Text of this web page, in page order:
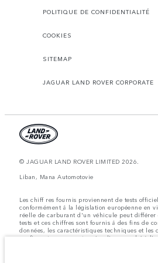
POLITIQUE DE CONFIDENTIALITÉ
COOKIES
SITEMAP
JAGUAR LAND ROVER CORPORATE
© JAGUAR LAND ROVER LIMITED 2026.
Liban, Mana Automotovie
Les chiff res fournis proviennent de tests
conformément å la législation européenne en
réelle de carburant d'un véhicule peut différer
tests et ces chiffres sont fournis å des fins de
données, les caractéristiques techniques et les
configurateur peuvent varier d'un marché à